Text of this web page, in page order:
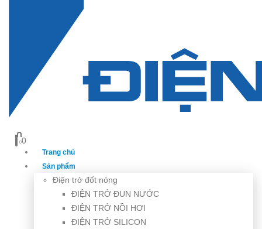
00
Trang chủ
Sản phẩm
Điện trở đốt nóng
ĐIỆN TRỞ ĐUN NƯỚC
ĐIỆN TRỞ NỒI HƠI
ĐIỆN TRỞ SILICON